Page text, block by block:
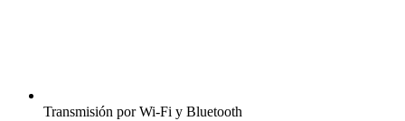
Transmisión por Wi-Fi y Bluetooth